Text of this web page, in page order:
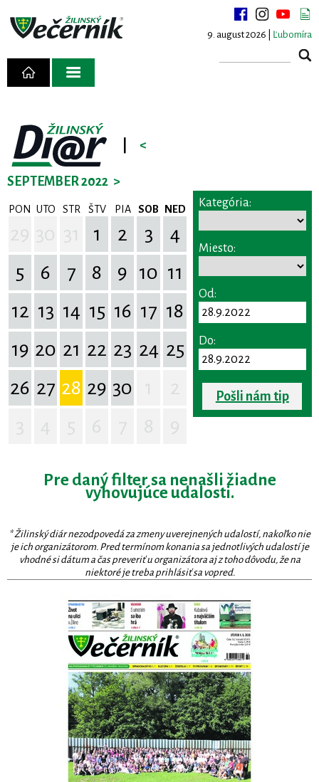
9. august 2026 | Ľubomíra
<
SEPTEMBER 2022 >
PON UTO STR ŠTV PIA SOB NED
1 2 3
4
5
6 7 8 9 10 11
12 13 14 15 16 17 18
19 20 21 22 23 24 25
26 27 28 29 30
Kategória:
Miesto:
Od:
Do:
Pošli nám tip
Pre daný filter sa nenašli žiadne
vyhovujúce udalosti.
* Žilinský diár nezodpovedá za zmeny uverejnených udalostí, nakoľko nie
je ich organizátorom. Pred termínom konania sa jednotlivých udalostí je
vhodné si dátum a čas preveriť u organizátora aj z toho dôvodu, že na
niektoré je treba prihlásiť sa vopred.